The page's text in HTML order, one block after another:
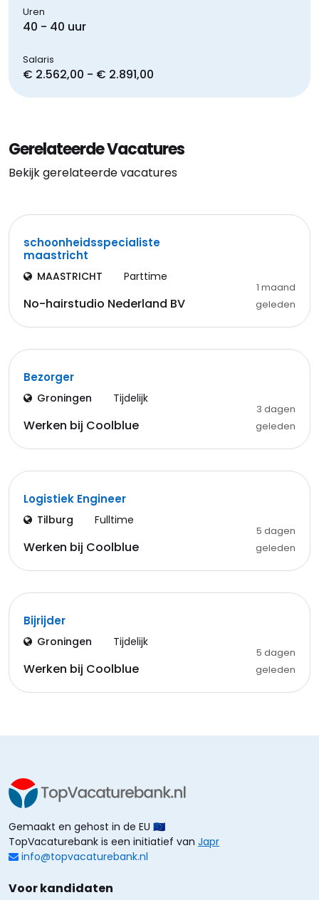
Uren
40 - 40 uur
Salaris
€ 2.562,00 - € 2.891,00
Gerelateerde Vacatures
Bekijk gerelateerde vacatures
schoonheidsspecialiste
maastricht
MAASTRICHT Parttime
No-hairstudio Nederland BV
1 maand
geleden
Bezorger
Groningen Tijdelijk
Werken bij Coolblue
3 dagen
geleden
Logistiek Engineer
Tilburg Fulltime
Werken bij Coolblue
5 dagen
geleden
Bijrijder
Groningen Tijdelijk
Werken bij Coolblue
5 dagen
geleden
Gemaakt en gehost in de EU 🇪🇺
TopVacaturebank is een initiatief van Japr
info@topvacaturebank.nl
Voor kandidaten